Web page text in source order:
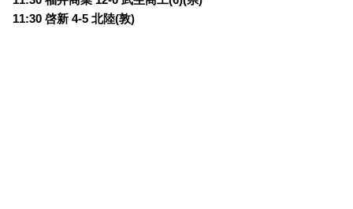
11:30 啓新 4-5 北陸(敦)